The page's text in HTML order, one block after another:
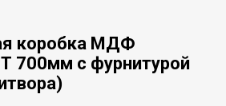
коробка МДФ
700мм с фурнитурой